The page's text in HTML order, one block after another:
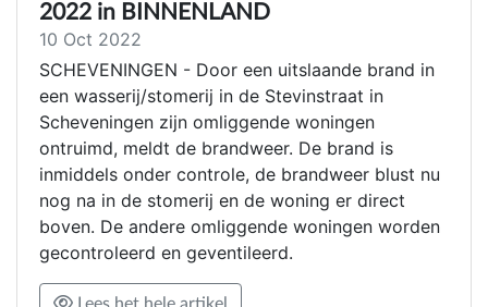
2022 in BINNENLAND
10 Oct 2022
SCHEVENINGEN - Door een uitslaande brand in
een wasserij/stomerij in de Stevinstraat in
Scheveningen zijn omliggende woningen
ontruimd, meldt de brandweer. De brand is
inmiddels onder controle, de brandweer blust nu
nog na in de stomerij en de woning er direct
boven. De andere omliggende woningen worden
gecontroleerd en geventileerd.